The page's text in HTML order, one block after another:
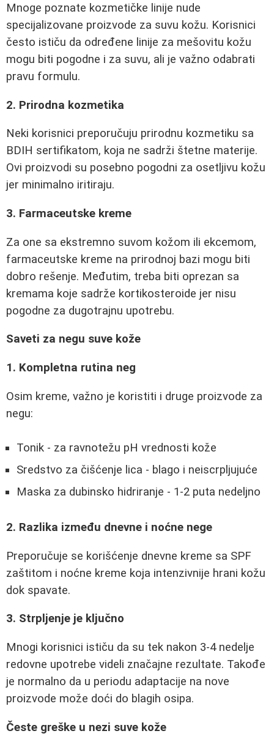
Mnoge poznate kozmetičke linije nude
specijalizovane proizvode za suvu kožu. Korisnici
često ističu da određene linije za mešovitu kožu
mogu biti pogodne i za suvu, ali je važno odabrati
pravu formulu.
2. Prirodna kozmetika
Neki korisnici preporučuju prirodnu kozmetiku sa
BDIH sertifikatom, koja ne sadrži štetne materije.
Ovi proizvodi su posebno pogodni za osetljivu kožu
jer minimalno iritiraju.
3. Farmaceutske kreme
Za one sa ekstremno suvom kožom ili ekcemom,
farmaceutske kreme na prirodnoj bazi mogu biti
dobro rešenje. Međutim, treba biti oprezan sa
kremama koje sadrže kortikosteroide jer nisu
pogodne za dugotrajnu upotrebu.
Saveti za negu suve kože
1. Kompletna rutina neg
Osim kreme, važno je koristiti i druge proizvode za
negu:
Tonik - za ravnotežu pH vrednosti kože
Sredstvo za čišćenje lica - blago i neiscrpljujuće
Maska za dubinsko hidriranje - 1-2 puta nedeljno
2. Razlika između dnevne i noćne nege
Preporučuje se korišćenje dnevne kreme sa SPF
zaštitom i noćne kreme koja intenzivnije hrani kožu
dok spavate.
3. Strpljenje je ključno
Mnogi korisnici ističu da su tek nakon 3-4 nedelje
redovne upotrebe videli značajne rezultate. Takođe
je normalno da u periodu adaptacije na nove
proizvode može doći do blagih osipa.
Česte greške u nezi suve kože